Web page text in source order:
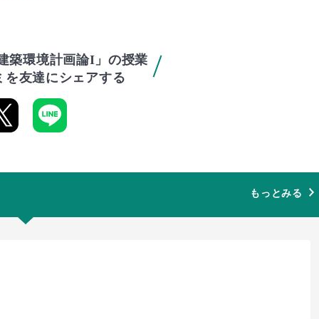
築環境計画論I」の授業
を友達にシェアする
もっとみる